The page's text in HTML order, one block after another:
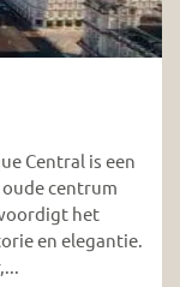
Central is een
centrum
het
en elegantie.